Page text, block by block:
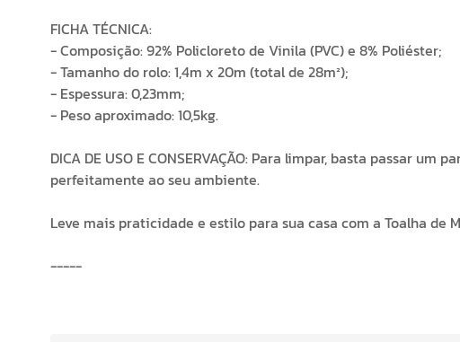
FICHA TÉCNICA:
- Composição: 92% Policloreto de Vinila (PVC) e 8% Poliéster;
- Tamanho do rolo: 1,4m x 20m (total de 28m²);
- Espessura: 0,23mm;
- Peso aproximado: 10,5kg.
DICA DE USO E CONSERVAÇÃO: Para limpar, basta passar
perfeitamente ao seu ambiente.
Leve mais praticidade e estilo para sua casa com a Toalha de
-----